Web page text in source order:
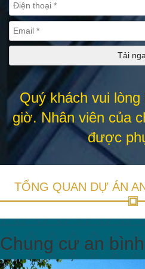
Quý khách vui lòng
giờ. Nhân viên của
được
TỔNG QUAN DỰ ÁN
Chung cư an